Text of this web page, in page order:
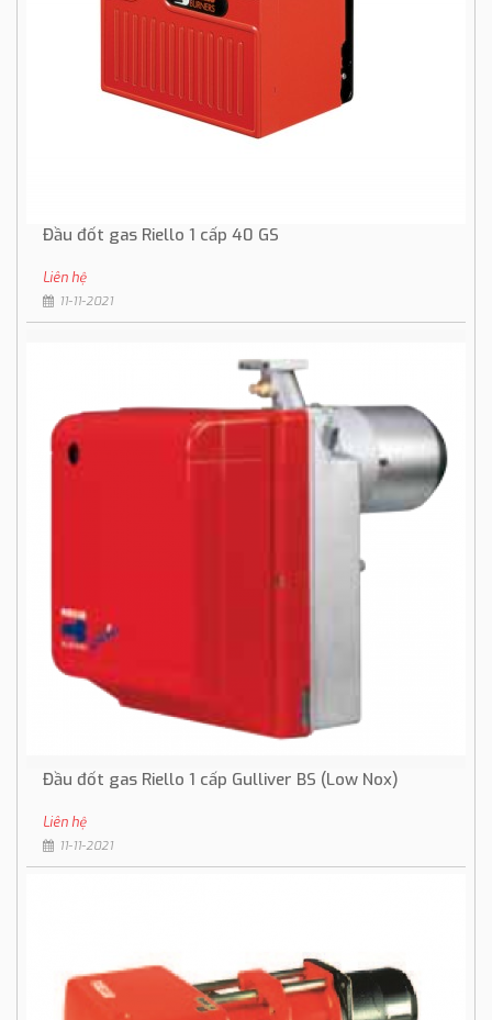
Đầu đốt gas Riello 1 cấp 40 GS
Liên hệ
11-11-2021
Đầu đốt gas Riello 1 cấp Gulliver BS (Low Nox)
Liên hệ
11-11-2021